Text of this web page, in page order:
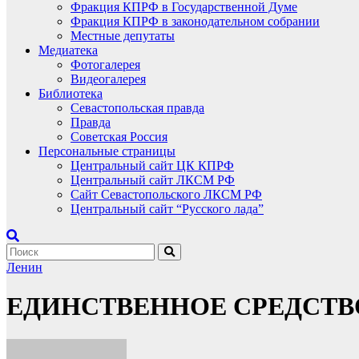
Фракция КПРФ в Государственной Думе
Фракция КПРФ в законодательном собрании
Местные депутаты
Медиатека
Фотогалерея
Видеогалерея
Библиотека
Севастопольская правда
Правда
Советская Россия
Персональные страницы
Центральный сайт ЦК КПРФ
Центральный сайт ЛКСМ РФ
Сайт Севастопольского ЛКСМ РФ
Центральный сайт “Русского лада”
Ленин
ЕДИНСТВЕННОЕ